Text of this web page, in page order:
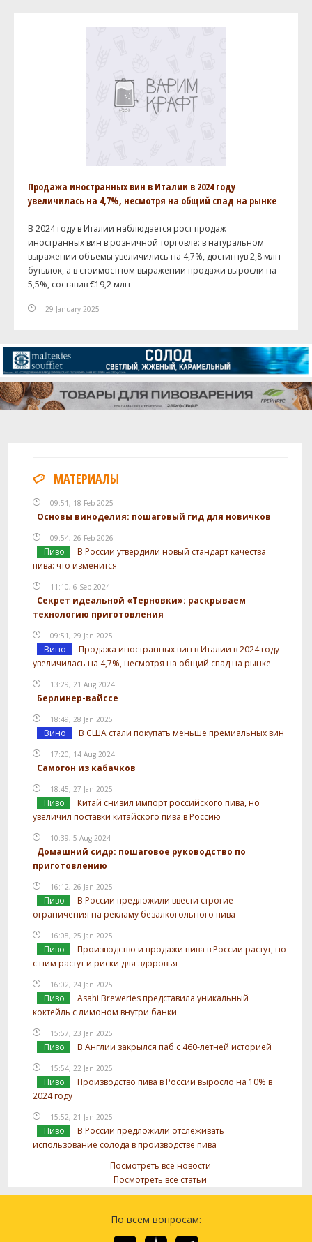
Продажа иностранных вин в Италии в 2024 году
увеличилась на 4,7%, несмотря на общий спад на рынке
В 2024 году в Италии наблюдается рост продаж
иностранных вин в розничной торговле: в натуральном
выражении объемы увеличились на 4,7%, достигнув 2,8 млн
бутылок, а в стоимостном выражении продажи выросли на
5,5%, составив €19,2 млн
29 January 2025
МАТЕРИАЛЫ
09:51, 18 Feb 2025
Основы виноделия: пошаговый гид для новичков
09:54, 26 Feb 2026
Пиво
В России утвердили новый стандарт качества
пива: что изменится
11:10, 6 Sep 2024
Секрет идеальной «Терновки»: раскрываем
технологию приготовления
09:51, 29 Jan 2025
Вино
Продажа иностранных вин в Италии в 2024 году
увеличилась на 4,7%, несмотря на общий спад на рынке
13:29, 21 Aug 2024
Берлинер-вайссе
18:49, 28 Jan 2025
Вино В США стали покупать меньше премиальных вин
17:20, 14 Aug 2024
Самогон из кабачков
18:45, 27 Jan 2025
Пиво
Китай снизил импорт российского пива, но
увеличил поставки китайского пива в Россию
10:39, 5 Aug 2024
Домашний сидр: пошаговое руководство по
приготовлению
16:12, 26 Jan 2025
Пиво
В России предложили ввести строгие
ограничения на рекламу безалкогольного пива
16:08, 25 Jan 2025
Пиво
Производство и продажи пива в России растут, но
с ним растут и риски для здоровья
16:02, 24 Jan 2025
Пиво
Asahi Breweries представила уникальный
коктейль с лимоном внутри банки
15:57, 23 Jan 2025
Пиво В Англии закрылся паб с 460-летней историей
15:54, 22 Jan 2025
Пиво
Производство пива в России выросло на 10% в
2024 году
15:52, 21 Jan 2025
Пиво
В России предложили отслеживать
использование солода в производстве пива
Посмотреть все новости
Посмотреть все статьи
По всем вопросам: